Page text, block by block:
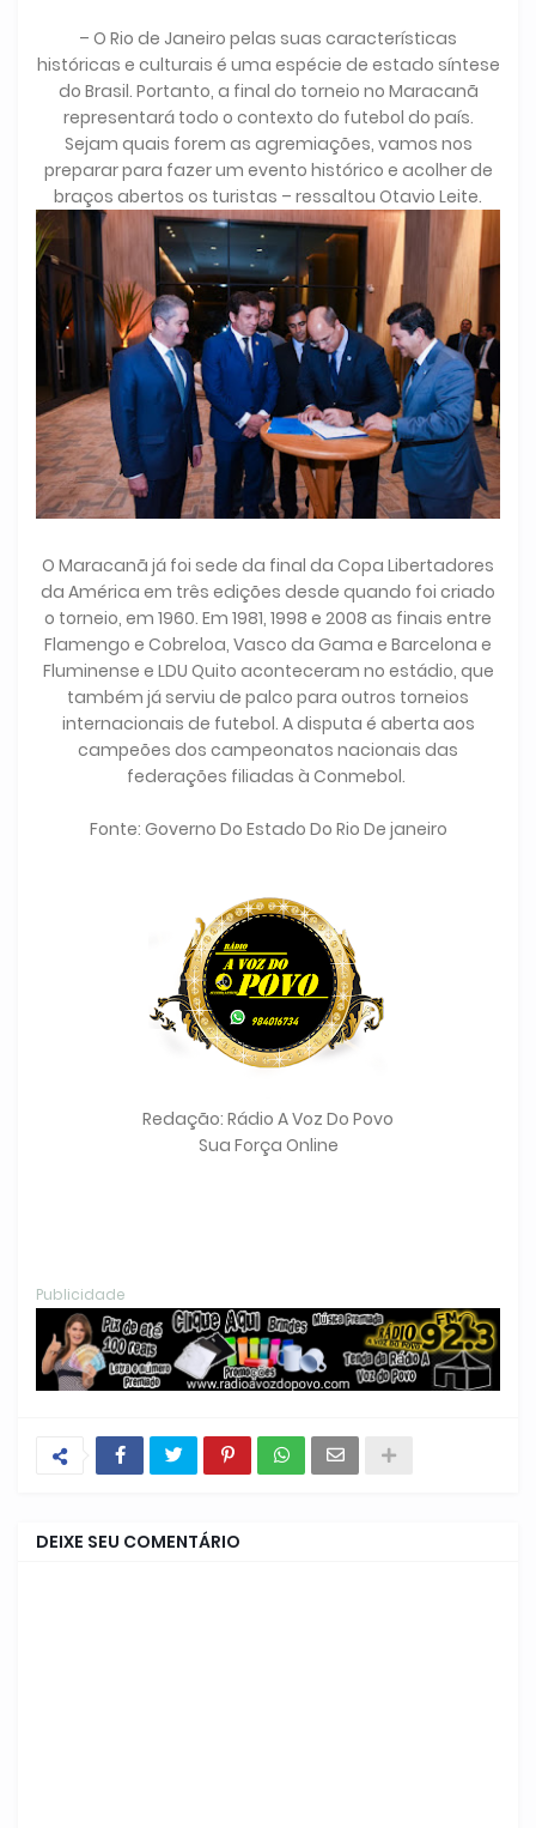
– O Rio de Janeiro pelas suas características
históricas e culturais é uma espécie de estado síntese
do Brasil. Portanto, a final do torneio no Maracanã
representará todo o contexto do futebol do país.
Sejam quais forem as agremiações, vamos nos
preparar para fazer um evento histórico e acolher de
braços abertos os turistas – ressaltou Otavio Leite.
O Maracanã já foi sede da final da Copa Libertadores
da América em três edições desde quando foi criado
o torneio, em 1960. Em 1981, 1998 e 2008 as finais entre
Flamengo e Cobreloa, Vasco da Gama e Barcelona e
Fluminense e LDU Quito aconteceram no estádio, que
também já serviu de palco para outros torneios
internacionais de futebol. A disputa é aberta aos
campeões dos campeonatos nacionais das
federações filiadas à Conmebol.
Fonte: Governo Do Estado Do Rio De janeiro
Redação: Rádio A Voz Do Povo
Sua Força Online
Publicidade
DEIXE SEU COMENTÁRIO